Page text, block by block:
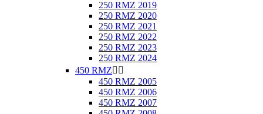
250 RMZ 2019
250 RMZ 2020
250 RMZ 2021
250 RMZ 2022
250 RMZ 2023
250 RMZ 2024
450 RMZ 
450 RMZ 2005
450 RMZ 2006
450 RMZ 2007